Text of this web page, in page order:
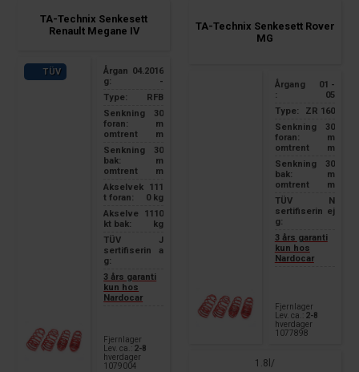
TA-Technix Senkesett
Renault Megane IV
TÜV
Årgan
g:
04.2016
-
Type:
RFB
Senkning
foran:
omtrent
30
m
m
Senkning
bak:
omtrent
30
m
m
Akselvek
t foran:
111
0 kg
Akselve
kt bak:
1110
kg
TÜV
sertifiserin
g:
J
a
3 års garanti
kun hos
Nardocar
Fjernlager
Lev. ca.: 2-8
hverdager
1079004
TA-Technix Senkesett Rover
MG
Årgang
:
01 -
05
Type:
ZR 160
Senkning
foran:
omtrent
30
m
m
Senkning
bak:
omtrent
30
m
m
TÜV
sertifiserin
g:
N
ej
3 års garanti
kun hos
Nardocar
Fjernlager
Lev. ca.:
2-8
hverdager
1077898
1.8l/